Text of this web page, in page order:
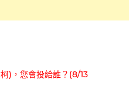
)，您會投給誰？(8/13